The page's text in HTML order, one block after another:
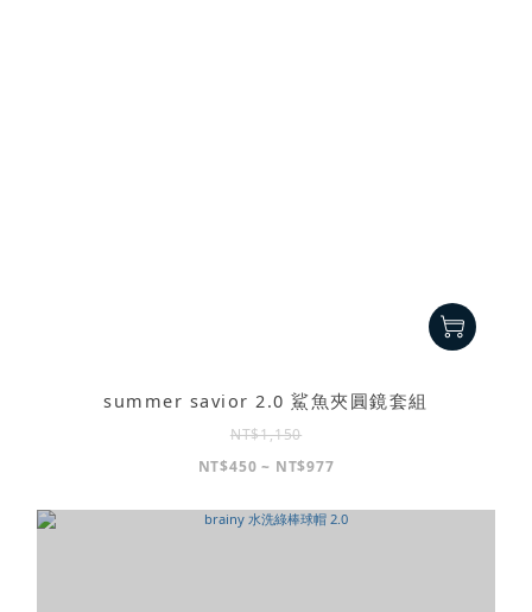
summer savior 2.0 鯊魚夾圓鏡套組
NT$1,150
NT$450 ~ NT$977